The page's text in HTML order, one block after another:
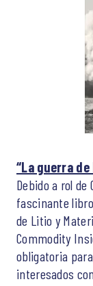
“La guerra
Debido a rol
fascinante
de Litio y
Commodity
obligatoria
interesados